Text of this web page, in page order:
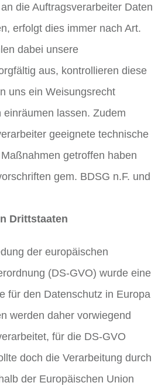
die Auftragsverarbeiter Daten
erfolgt dies immer nach Art.
dabei unsere
aus, kontrollieren diese
uns ein Weisungsrecht
einräumen lassen. Zudem
geeignete technische
getroffen haben
gem. BDSG n.F. und
Drittstaaten
der europäischen
(DS-GVO) wurde eine
für den Datenschutz in Europa
werden daher vorwiegend
für die DS-GVO
doch die Verarbeitung durch
der Europäischen Union